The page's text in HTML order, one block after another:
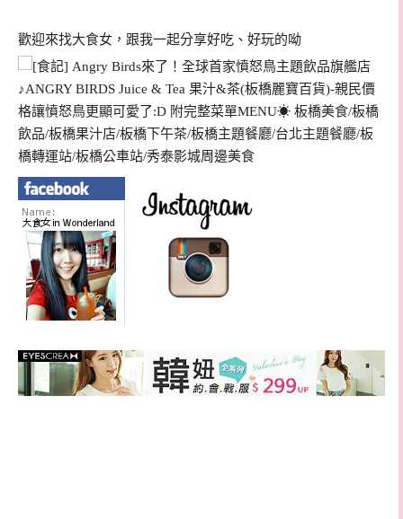
歡迎來找大食女，跟我一起分享好吃、好玩的呦